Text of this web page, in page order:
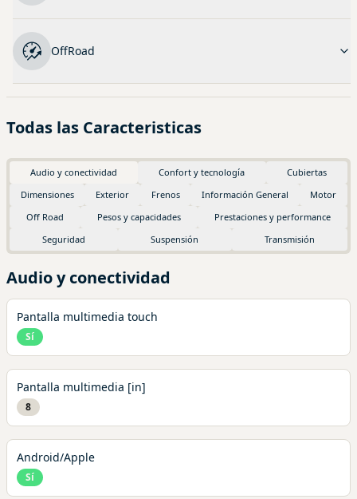
OffRoad
Todas las Caracteristicas
Audio y conectividad Confort y tecnología
Cubiertas
Dimensiones
Exterior Frenos Información General
Motor
Off Road
Pesos y capacidades
Prestaciones y performance
Seguridad
Suspensión Transmisión
Audio y conectividad
Pantalla multimedia touch
Sí
Pantalla multimedia [in]
8
Android/Apple
Sí